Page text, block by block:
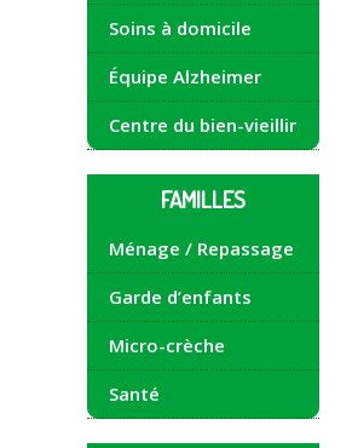
Soins à domicile
Équipe Alzheimer
Centre du bien-vieillir
FAMILLES
Ménage / Repassage
Garde d’enfants
Micro-crèche
Santé